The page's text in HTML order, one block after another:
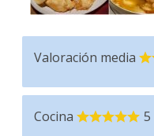
Valoración media
Cocina 5